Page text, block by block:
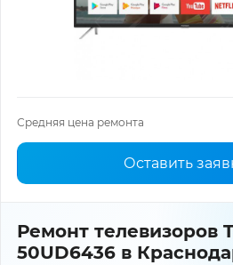
Средняя цена ремонта
Оставить
Ремонт телевизоров
50UD6436 в